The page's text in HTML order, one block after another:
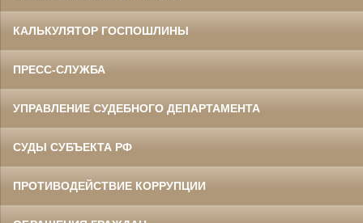
КАЛЬКУЛЯТОР ГОСПОШЛИНЫ
ПРЕСС-СЛУЖБА
УПРАВЛЕНИЕ СУДЕБНОГО ДЕПАРТАМЕНТА
СУДЫ СУБЪЕКТА РФ
ПРОТИВОДЕЙСТВИЕ КОРРУПЦИИ